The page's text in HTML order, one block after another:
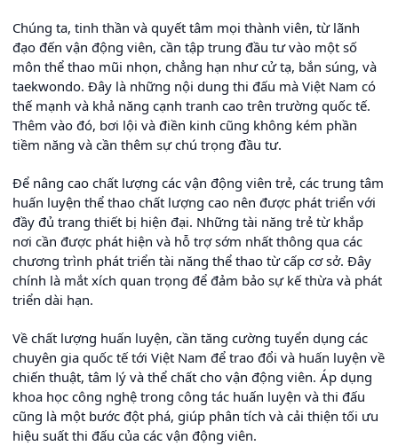
Chúng ta, tinh thần và quyết tâm mọi thành viên, từ lãnh
đạo đến vận động viên, cần tập trung đầu tư vào một số
môn thể thao mũi nhọn, chẳng hạn như cử tạ, bắn súng, và
taekwondo. Đây là những nội dung thi đấu mà Việt Nam có
thế mạnh và khả năng cạnh tranh cao trên trường quốc tế.
Thêm vào đó, bơi lội và điền kinh cũng không kém phần
tiềm năng và cần thêm sự chú trọng đầu tư.
Để nâng cao chất lượng các vận động viên trẻ, các trung tâm
huấn luyện thể thao chất lượng cao nên được phát triển với
đầy đủ trang thiết bị hiện đại. Những tài năng trẻ từ khắp
nơi cần được phát hiện và hỗ trợ sớm nhất thông qua các
chương trình phát triển tài năng thể thao từ cấp cơ sở. Đây
chính là mắt xích quan trọng để đảm bảo sự kế thừa và phát
triển dài hạn.
Về chất lượng huấn luyện, cần tăng cường tuyển dụng các
chuyên gia quốc tế tới Việt Nam để trao đổi và huấn luyện về
chiến thuật, tâm lý và thể chất cho vận động viên. Áp dụng
khoa học công nghệ trong công tác huấn luyện và thi đấu
cũng là một bước đột phá, giúp phân tích và cải thiện tối ưu
hiệu suất thi đấu của các vận động viên.